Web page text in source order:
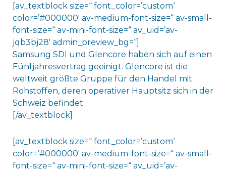
[av_textblock size=“ font_color=’custom‘
color=’#000000′ av-medium-font-size=“ av-small-
font-size=“ av-mini-font-size=“ av_uid=’av-
jqb3bj28′ admin_preview_bg=“]
Samsung SDI und Glencore haben sich auf einen
Fünfjahresvertrag geeinigt. Glencore ist die
weltweit größte Gruppe für den Handel mit
Rohstoffen, deren operativer Hauptsitz sich in der
Schweiz befindet
[/av_textblock]
[av_textblock size=“ font_color=’custom‘
color=’#000000′ av-medium-font-size=“ av-small-
font-size=“ av-mini-font-size=“ av_uid=’av-